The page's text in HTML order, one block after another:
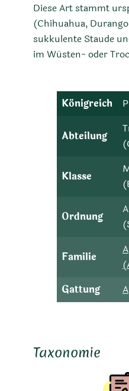
Diese Art stammt
(Chihuahua,
sukkulente Staude
im Wüsten- oder
Königreich
Abteilung
Klasse
Ordnung
Familie
Gattung
Taxonomie